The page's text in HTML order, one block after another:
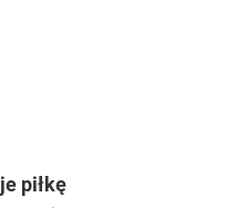
piłkę